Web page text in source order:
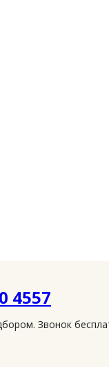
4557
Звонок